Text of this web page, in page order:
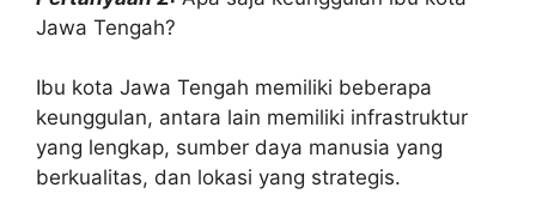
Jawa Tengah?
Ibu kota Jawa Tengah memiliki beberapa
keunggulan, antara lain memiliki infrastruktur
yang lengkap, sumber daya manusia yang
berkualitas, dan lokasi yang strategis.